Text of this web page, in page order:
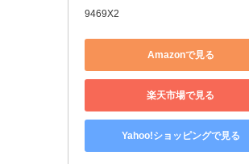
9469X2
Amazonで見る
楽天市場で見る
Yahoo!ショッピングで見る